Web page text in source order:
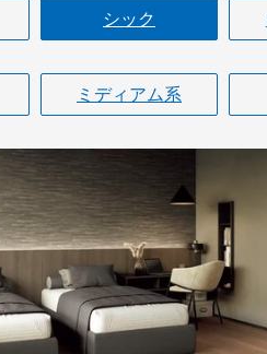
シック
ミディアム系